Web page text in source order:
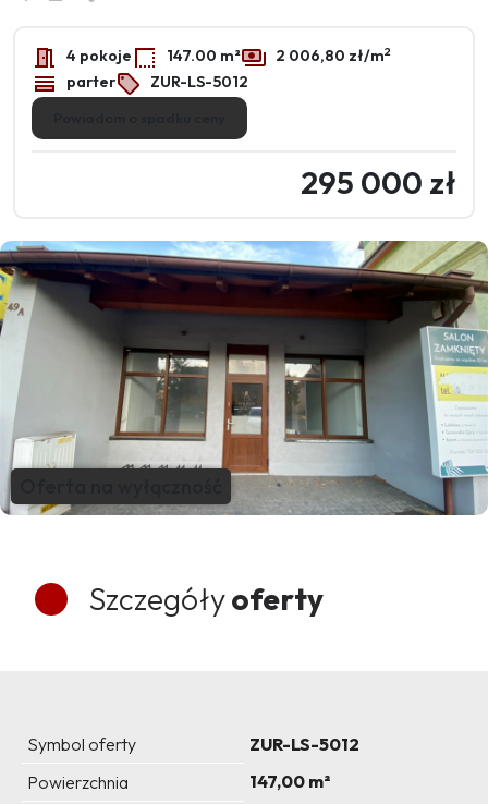
4 pokoje 147.00 m² 2 006,80 zł/m2
parter ZUR-LS-5012
295 000 zł
Szczegółyoferty
Symbol oferty
ZUR-LS-5012
Powierzchnia
147,00 m²